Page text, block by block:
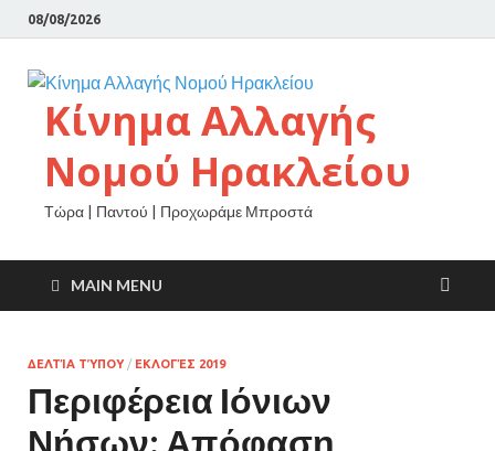
08/08/2026
Κίνημα Αλλαγής
Νομού Ηρακλείου
Τώρα | Παντού | Προχωράμε Μπροστά
MAIN MENU
ΔΕΛΤΊΑ ΤΎΠΟΥ/ ΕΚΛΟΓΈΣ 2019
Περιφέρεια Ιόνιων
Νήσων: Απόφαση